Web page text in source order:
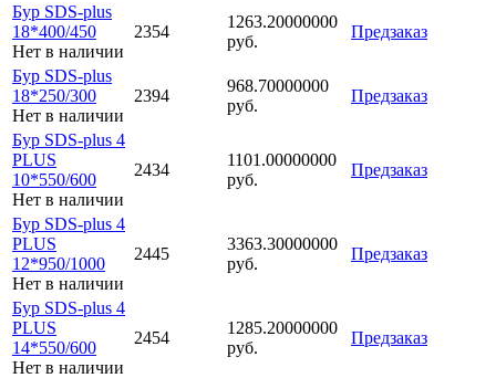
Бур SDS-plus
18*400/450
Нет в наличии
2354
1263.20000000
руб.
Предзаказ
Бур SDS-plus
18*250/300
Нет в наличии
2394
968.70000000
руб.
Предзаказ
Бур SDS-plus 4
PLUS
10*550/600
Нет в наличии
2434
1101.00000000
руб.
Предзаказ
Бур SDS-plus 4
PLUS
12*950/1000
Нет в наличии
2445
3363.30000000
руб.
Предзаказ
Бур SDS-plus 4
PLUS
14*550/600
Нет в наличии
2454
1285.20000000
руб.
Предзаказ